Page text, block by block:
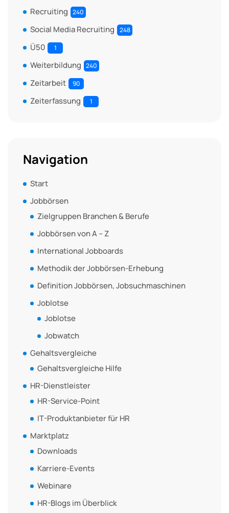
Recruiting 240
Social Media Recruiting 248
Ü50 1
Weiterbildung 240
Zeitarbeit 90
Zeiterfassung 1
Navigation
Start
Jobbörsen
Zielgruppen Branchen & Berufe
Jobbörsen von A – Z
International Jobboards
Methodik der Jobbörsen-Erhebung
Definition Jobbörsen, Jobsuchmaschinen
Joblotse
Joblotse
Jobwatch
Gehaltsvergleiche
Gehaltsvergleiche Hilfe
HR-Dienstleister
HR-Service-Point
IT-Produktanbieter für HR
Marktplatz
Downloads
Karriere-Events
Webinare
HR-Blogs im Überblick